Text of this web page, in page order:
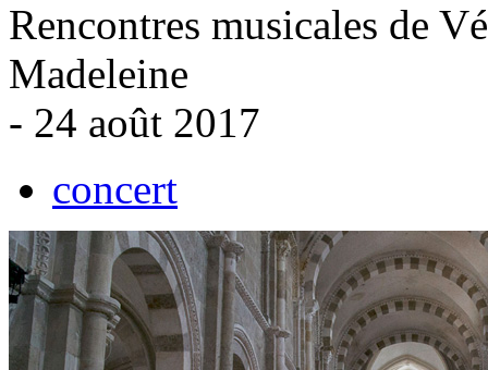
Rencontres musicales de
Madeleine
- 24 août 2017
concert